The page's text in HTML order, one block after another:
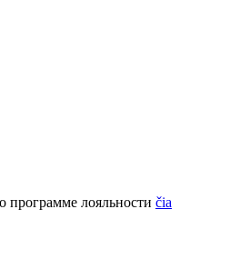
программе лояльности čia